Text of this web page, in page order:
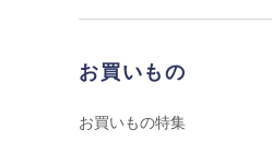
お買いもの
お買いもの特集